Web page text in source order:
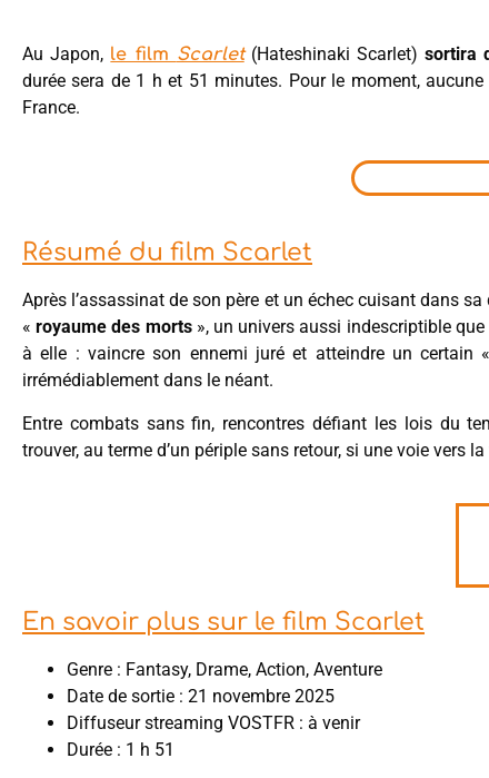
Au Japon, le film Scarlet(Hateshinaki Scarlet)sortira
durée sera de 1 h et 51 minutes. Pour le moment,
France.
Résumé du film Scarlet
Après l’assassinat de son père et un échec cuisant dans sa
«royaume des morts», un univers aussi indescriptible
à elle : vaincre son ennemi juré et atteindre un certain
irrémédiablement dans le néant.
Entre combats sans fin, rencontres défiant les lois du
trouver, au terme d’un périple sans retour, si une voie vers
En savoir plus sur le film Scarlet
Genre : Fantasy, Drame, Action, Aventure
Date de sortie : 21 novembre 2025
Diffuseur streaming VOSTFR : à venir
Durée : 1 h 51